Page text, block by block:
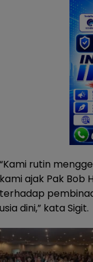
“Kami rutin
kami ajak Pak Bob
terhadap
usia dini,” kata Sigit.